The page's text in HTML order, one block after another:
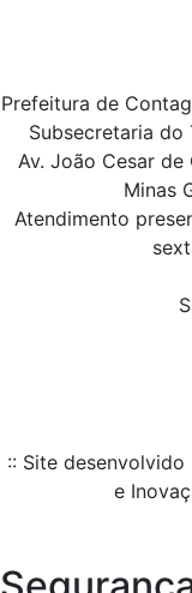
Prefeitura de
Subsecretaria do
Av. João Cesar de
Minas
Atendimento
:: Site
e